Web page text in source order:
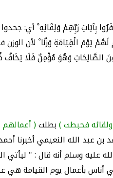
بِآيَاتِ رَبِّهِمْ وَلِقَائِهِ ْ أي: جحدوا
الْقِيَامَةِ وَزْنًا ْ لأن الوزن
الصَّالِحَاتِ وَهُوَ مُؤْمِنٌ فَلَا يَخَافُ
ولقائه فحبطت )بطلت( أعمالهم
بن عبد الله النعيمي
عليه وسلم أنه قال : " ليأتي
أناس بأعمال يوم القيامة